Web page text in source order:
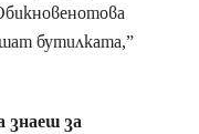
бутилката,”
знаеш за